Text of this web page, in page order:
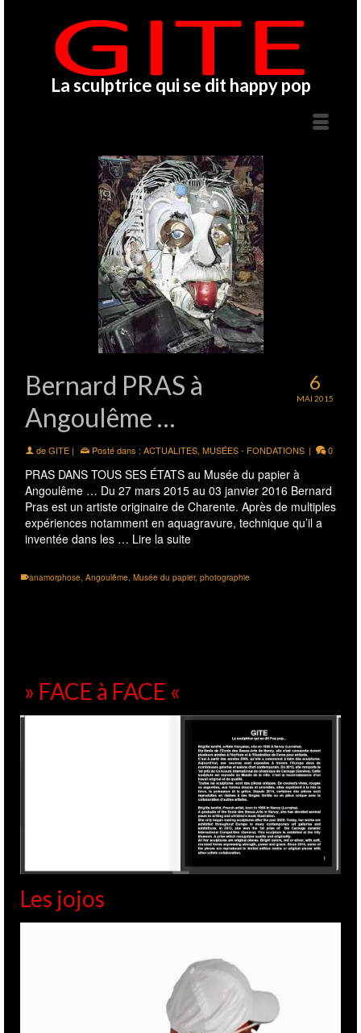
La sculptrice qui se dit happy pop
6
MAI 2015
Bernard PRAS à
Angoulême …
deGITE | Posté dans : ACTUALITES, MUSÉES - FONDATIONS | 0
PRAS DANS TOUS SES ÉTATS au Musée du papier à
Angoulême … Du 27 mars 2015 au 03 janvier 2016 Bernard
Pras est un artiste originaire de Charente. Après de multiples
expériences notamment en aquagravure, technique qu’il a
inventée dans les … Lire la suite
anamorphose, Angoulême, Musée du papier, photographie
» FACE à FACE «
Les jojos